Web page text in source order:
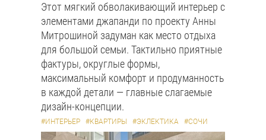
Этот мягкий обволакивающий интерьер с
элементами джапанди по проекту Анны
Митрошиной задуман как место отдыха
для большой семьи. Тактильно приятные
фактуры, округлые формы,
максимальный комфорт и продуманность
в каждой детали — главные слагаемые
дизайн-концепции.
#ИНТЕРЬЕР #КВАРТИРЫ #ЭКЛЕКТИКА #СОЧИ